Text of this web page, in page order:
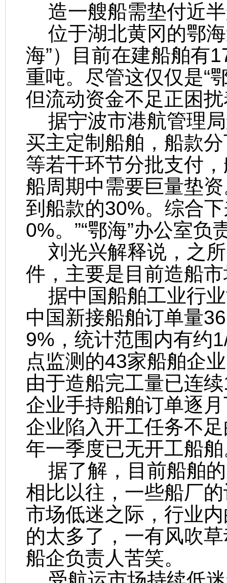
造一艘船需垫付近
位于湖北黄冈的鄂海
海”）目前在建船舶有
重吨。尽管这仅仅是“
但流动资金不足正困
据宁波市港航管理
买主定制船舶，船款
等若干环节分批支付
船周期中需要巨量垫
到船款的30%。综合
0%。”“鄂海”办公室负
刘光兴解释说，之
件，主要是目前造船
据中国船舶工业行
中国新接船舶订单量
9%，统计范围内有约
点监测的43家船舶企
由于造船完工量已连
企业手持船舶订单逐
企业陷入开工任务不
年一季度已无开工船
据了解，目前船舶
相比以往，一些船厂
市场低迷之际，行业
的太多了，一有风吹
船企负责人苦笑。